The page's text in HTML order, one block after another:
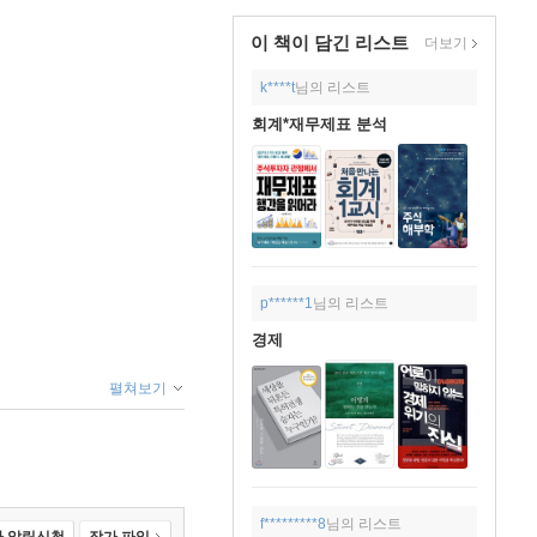
이 책이 담긴 리스트 더보기
k****t님의 리스트
회계*재무제표 분석
p******1님의 리스트
경제
f*********8님의 리스트
펼쳐보기